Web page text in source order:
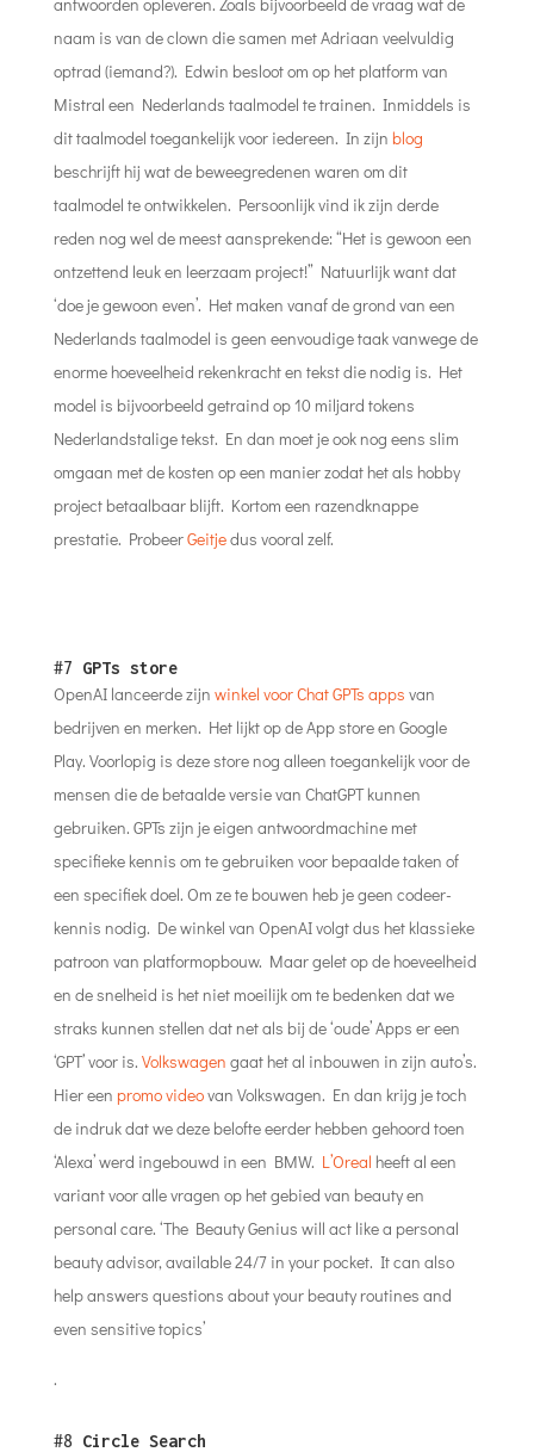
naam is van de clown die samen met Adriaan veelvuldig
optrad (iemand?). Edwin besloot om op het platform van
Mistral een Nederlands taalmodel te trainen. Inmiddels is
dit taalmodel toegankelijk voor iedereen. In zijn blog
beschrijft hij wat de beweegredenen waren om dit
taalmodel te ontwikkelen. Persoonlijk vind ik zijn derde
reden nog wel de meest aansprekende: “Het is gewoon een
ontzettend leuk en leerzaam project!” Natuurlijk want dat
‘doe je gewoon even’. Het maken vanaf de grond van een
Nederlands taalmodel is geen eenvoudige taak vanwege de
enorme hoeveelheid rekenkracht en tekst die nodig is. Het
model is bijvoorbeeld getraind op 10 miljard tokens
Nederlandstalige tekst. En dan moet je ook nog eens slim
omgaan met de kosten op een manier zodat het als hobby
project betaalbaar blijft. Kortom een razendknappe
prestatie. ProbeerGeitjedus vooral zelf.
#7 GPTs store
OpenAI lanceerde zijn winkel voor Chat GPTs apps van
bedrijven en merken. Het lijkt op de App store en Google
Play. Voorlopig is deze store nog alleen toegankelijk voor de
mensen die de betaalde versie van ChatGPT kunnen
gebruiken. GPTs zijn je eigen antwoordmachine met
specifieke kennis om te gebruiken voor bepaalde taken of
een specifiek doel. Om ze te bouwen heb je geen codeer-
kennis nodig. De winkel van OpenAI volgt dus het klassieke
patroon van platformopbouw. Maar gelet op de hoeveelheid
en de snelheid is het niet moeilijk om te bedenken dat we
straks kunnen stellen dat net als bij de ‘oude’ Apps er een
‘GPT’ voor is. Volkswagen gaat het al inbouwen in zijn auto’s.
Hier een promo videovan Volkswagen. En dan krijg je toch
de indruk dat we deze belofte eerder hebben gehoord toen
‘Alexa’ werd ingebouwd in een BMW. L’Oreal heeft al een
variant voor alle vragen op het gebied van beauty en
personal care. ‘The Beauty Genius will act like a personal
beauty advisor, available 24/7 in your pocket. It can also
help answers questions about your beauty routines and
even sensitive topics’
.
#8 Circle Search